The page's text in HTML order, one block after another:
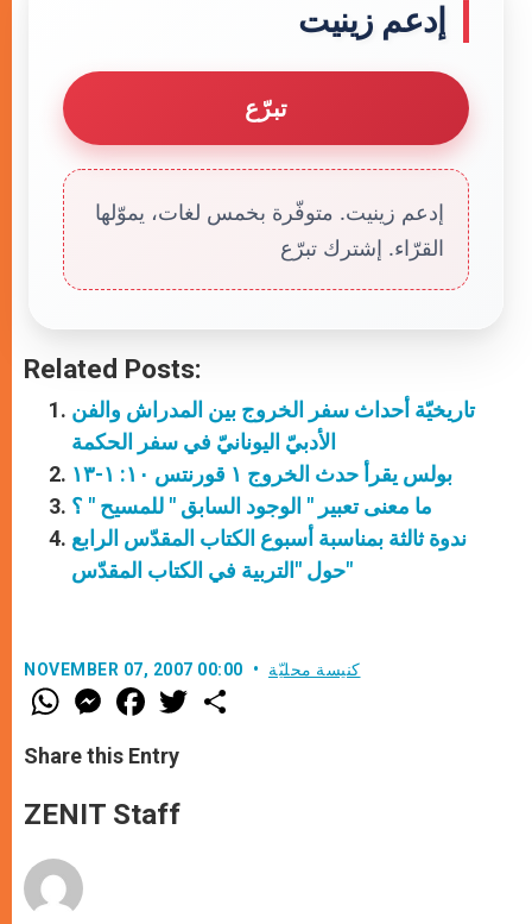
إدعم زينيت
تبرّع
إدعم زينيت. متوفّرة بخمس لغات، يموّلها
القرّاء. إشترك تبرّع
Related Posts:
تاريخيّة أحداث سفر الخروج بين المدراش والفن
الأدبيّ اليونانيّ في سفر الحكمة
بولس يقرأ حدث الخروج ١ قورنتس ١٠: ١-١٣
ما معنى تعبير " الوجود السابق " للمسيح " ؟
ندوة ثالثة بمناسبة أسبوع الكتاب المقدّس الرابع
حول "التربية في الكتاب المقدّس"
NOVEMBER 07, 2007 00:00 كنيسة محليّة
W
h
t
s
p
p
M
e
s
e
g
e
F
a
e
b
o
k
w
Share this Entry
ZENIT Staff